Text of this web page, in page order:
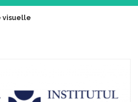
visuelle